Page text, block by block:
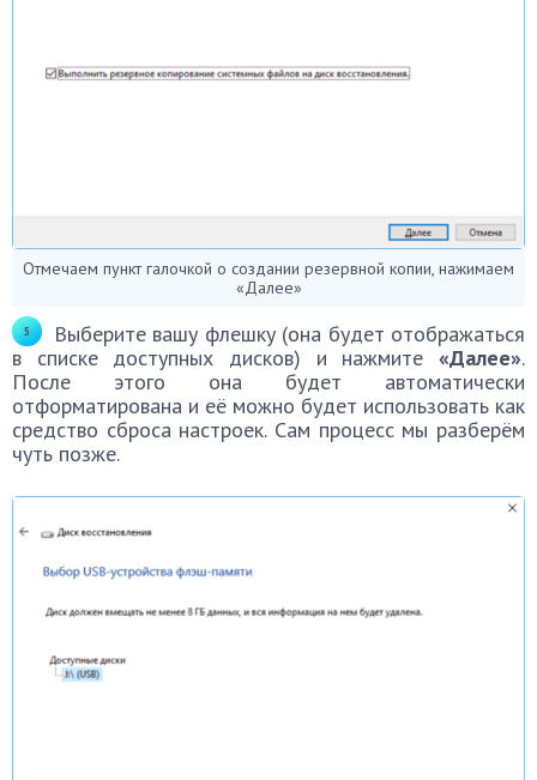
Отмечаем пункт галочкой о создании резервной копии, нажимаем
«Далее»
Выберите вашу флешку (она будет отображаться
в списке доступных дисков) и нажмите «Далее».
После этого она будет автоматически
отформатирована и её можно будет использовать как
средство сброса настроек. Сам процесс мы разберём
чуть позже.